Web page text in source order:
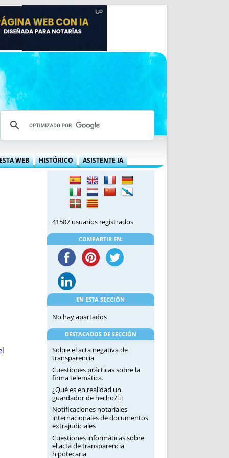
WEB
CONVENCIONES ANUALES
NUEVA ETAPA
POLÍTICA DE PRIVACIDAD
AVISO LEGAL
REPORTAR INCIDENCIA
SONRISA
ENVÍA CORREO
CANALES DE VÍDEO
HISTÓRICO ASISTENTE IA
41507 usuarios registrados
COMPARTIR EN:
EN ESTA SECCIÓN
No hay apartados
DESTACADOS DE SECCIÓN
Sobre el acta negativa de
transparencia
Cuestiones prácticas sobre la
firma telemática.
¿Qué es en realidad un
guardador de hecho?[i]
Notificaciones notariales
internacionales de documentos
extrajudiciales
Cuestiones informáticas sobre
el acta de transparencia
hipotecaria